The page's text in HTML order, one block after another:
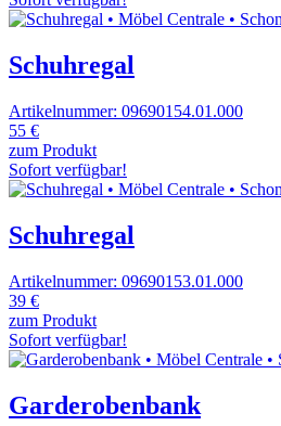
Schuhregal
Artikelnummer: 09690154.01.000
55 €
zum Produkt
Sofort verfügbar!
Schuhregal
Artikelnummer: 09690153.01.000
39 €
zum Produkt
Sofort verfügbar!
Garderobenbank